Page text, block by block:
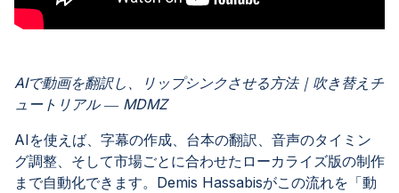
AIで動画を翻訳し、リップシンクさせる方法｜吹き替えチ
ュートリアル ― MDMZ
AIを使えば、字幕の作成、台本の翻訳、音声のタイミン
グ調整、そして市場ごとに合わせたローカライズ版の制作
まで自動化できます。Demis Hassabisがこの流れを「動